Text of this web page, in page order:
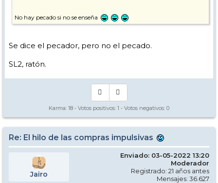
No hay pecado si no se enseña
Se dice el pecador, pero no el pecado.
SL2, ratón.
Karma: 18 - Votos positivos: 1 - Votos negativos: 0
Re: El hilo de las compras impulsivas
Jairo
Enviado: 03-05-2022 13:20
Moderador
Registrado: 21 años antes
Mensajes: 36.627